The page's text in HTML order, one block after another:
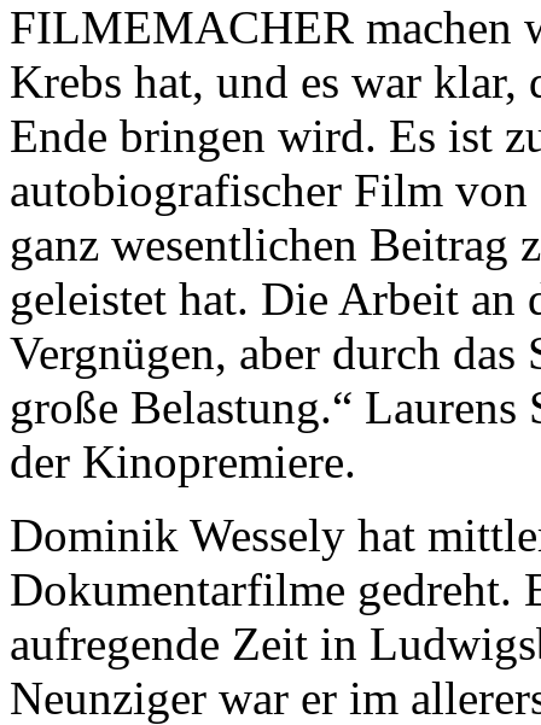
FILMEMACHER machen
Krebs hat, und es war
Ende bringen wird. Es ist
autobiografischer Film von
ganz wesentlichen Beitrag
geleistet hat. Die Arbeit an
Vergnügen, aber durch das
große Belastung.“
der Kinopremiere.
Dominik Wessely hat
Dokumentarfilme gedreht.
aufregende Zeit in
Neunziger war er im